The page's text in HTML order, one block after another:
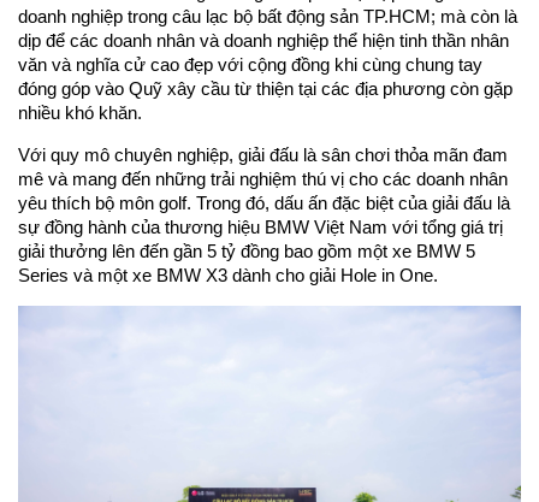
doanh nghiệp trong câu lạc bộ bất động sản TP.HCM; mà còn là
dịp để các doanh nhân và doanh nghiệp thể hiện tinh thần nhân
văn và nghĩa cử cao đẹp với cộng đồng khi cùng chung tay
đóng góp vào Quỹ xây cầu từ thiện tại các địa phương còn gặp
nhiều khó khăn.
Với quy mô chuyên nghiệp, giải đấu là sân chơi thỏa mãn đam
mê và mang đến những trải nghiệm thú vị cho các doanh nhân
yêu thích bộ môn golf. Trong đó, dấu ấn đặc biệt của giải đấu là
sự đồng hành của thương hiệu BMW Việt Nam với tổng giá trị
giải thưởng lên đến gần 5 tỷ đồng bao gồm một xe BMW 5
Series và một xe BMW X3 dành cho giải Hole in One.